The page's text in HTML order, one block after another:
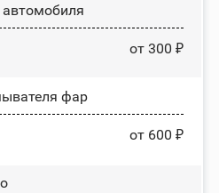
от 300 ₽
фар
от 600 ₽